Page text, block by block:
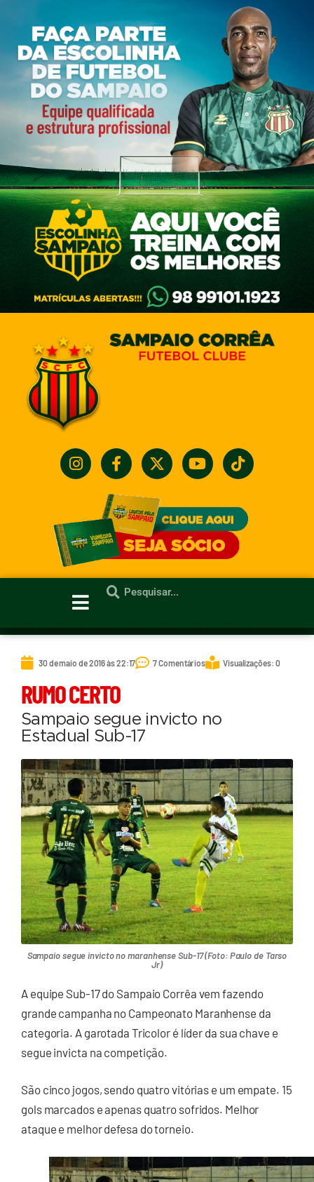
30 de maio de 2016 às 22:17 7 Comentários Visualizações: 0
RUMO CERTO
Sampaio segue invicto no
Estadual Sub-17
Sampaio segue invicto no maranhense Sub-17 (Foto: Paulo de Tarso
Jr)
A equipe Sub-17 do Sampaio Corrêa vem fazendo
grande campanha no Campeonato Maranhense da
categoria. A garotada Tricolor é líder da sua chave e
segue invicta na competição.
São cinco jogos, sendo quatro vitórias e um empate. 15
gols marcados e apenas quatro sofridos. Melhor
ataque e melhor defesa do torneio.